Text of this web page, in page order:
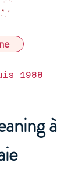
1988
à